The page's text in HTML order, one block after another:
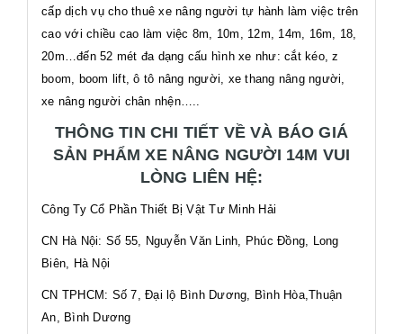
cấp dịch vụ cho thuê xe nâng người tự hành làm việc trên
cao với chiều cao làm việc 8m, 10m, 12m, 14m, 16m, 18,
20m…đến 52 mét đa dạng cấu hình xe như: cắt kéo, z
boom, boom lift, ô tô nâng người, xe thang nâng người,
xe nâng người chân nhện…..
THÔNG TIN CHI TIẾT VỀ VÀ BÁO GIÁ
SẢN PHẨM XE NÂNG NGƯỜI 14M VUI
LÒNG LIÊN HỆ:
Công Ty Cổ Phần Thiết Bị Vật Tư Minh Hải
CN Hà Nội: Số 55, Nguyễn Văn Linh, Phúc Đồng, Long
Biên, Hà Nội
CN TPHCM: Số 7, Đại lộ Bình Dương, Bình Hòa,Thuận
An, Bình Dương